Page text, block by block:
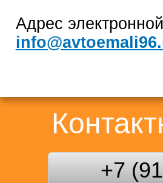
Адрес
+7